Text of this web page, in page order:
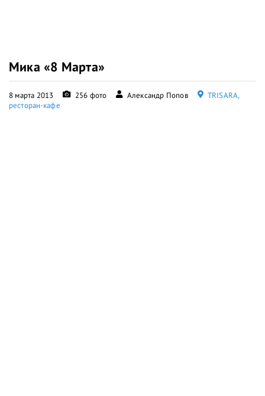
Мика «8 Марта»
8 марта 2013 256 фото Александр Попов
ТRISARA,
ресторан-кафе